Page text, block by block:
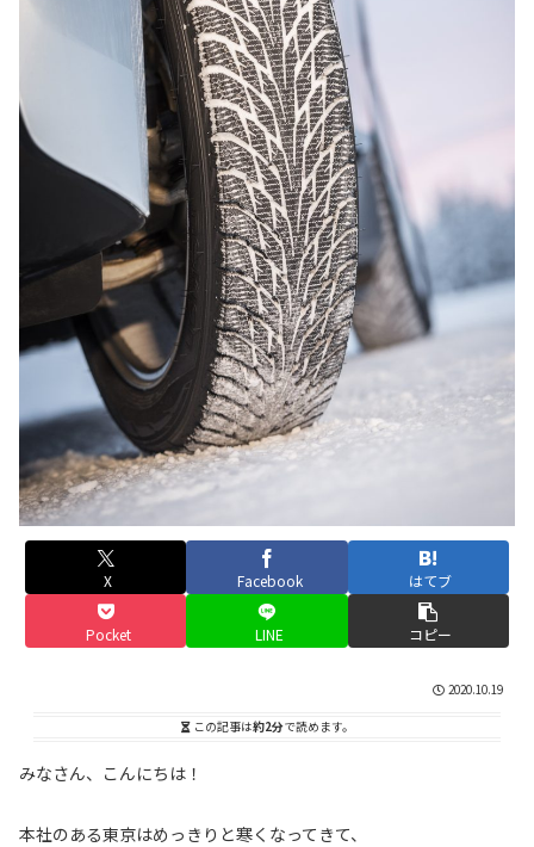
X Facebook はてブ
Pocket LINE コピー
2020.10.19
この記事は約2分で読めます。
みなさん、こんにちは！
本社のある東京はめっきりと寒くなってきて、